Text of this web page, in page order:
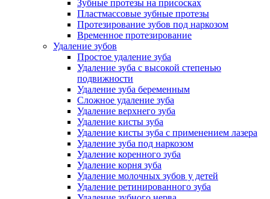
Зубные протезы на присосках
Пластмассовые зубные протезы
Протезирование зубов под наркозом
Временное протезирование
Удаление зубов
Простое удаление зуба
Удаление зуба с высокой степенью
подвижности
Удаление зуба беременным
Сложное удаление зуба
Удаление верхнего зуба
Удаление кисты зуба
Удаление кисты зуба с применением лазера
Удаление зуба под наркозом
Удаление коренного зуба
Удаление корня зуба
Удаление молочных зубов у детей
Удаление ретинированного зуба